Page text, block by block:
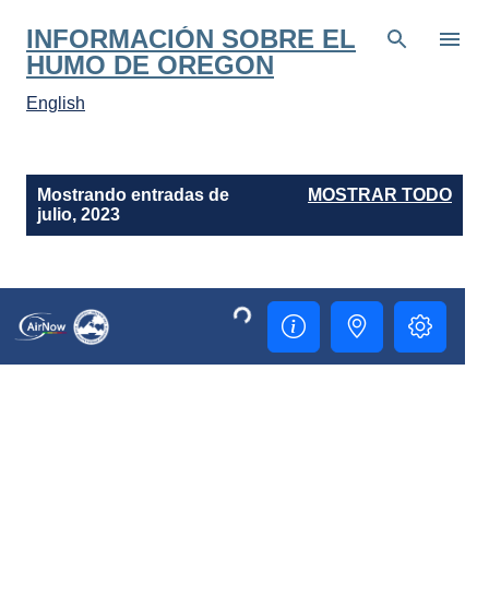
Ir al contenido principal
INFORMACIÓN SOBRE EL
HUMO DE OREGON
English
a
s
Mostrando entradas de
julio, 2023
MOSTRAR TODO